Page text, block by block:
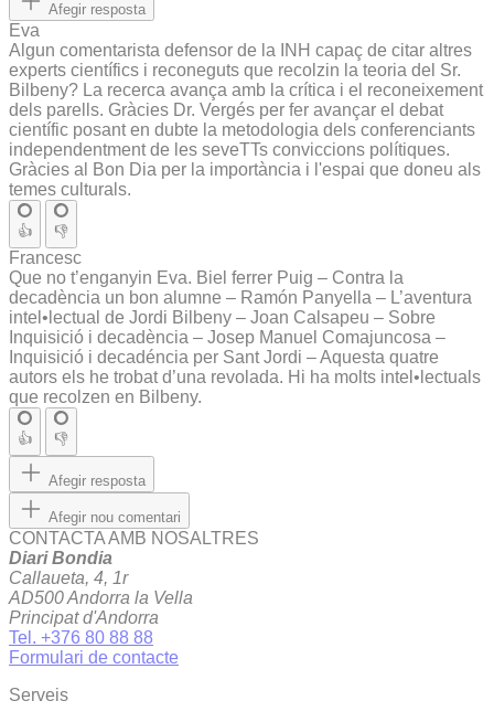
Afegir resposta
Eva
Algun comentarista defensor de la INH capaç de citar altres
experts científics i reconeguts que recolzin la teoria del Sr.
Bilbeny? La recerca avança amb la crítica i el reconeixement
dels parells. Gràcies Dr. Vergés per fer avançar el debat
científic posant en dubte la metodologia dels conferenciants
independentment de les seveTTs conviccions polítiques.
Gràcies al Bon Dia per la importància i l'espai que doneu als
temes culturals.
👍 👎
Francesc
Que no t’enganyin Eva. Biel ferrer Puig – Contra la
decadència un bon alumne – Ramón Panyella – L’aventura
intel•lectual de Jordi Bilbeny – Joan Calsapeu – Sobre
Inquisició i decadència – Josep Manuel Comajuncosa –
Inquisició i decadéncia per Sant Jordi – Aquesta quatre
autors els he trobat d’una revolada. Hi ha molts intel•lectuals
que recolzen en Bilbeny.
👍 👎
Afegir resposta
Afegir nou comentari
CONTACTA AMB NOSALTRES
Diari Bondia
Callaueta, 4, 1r
AD500 Andorra la Vella
Principat d'Andorra
Tel. +376 80 88 88
Formulari de contacte
Serveis